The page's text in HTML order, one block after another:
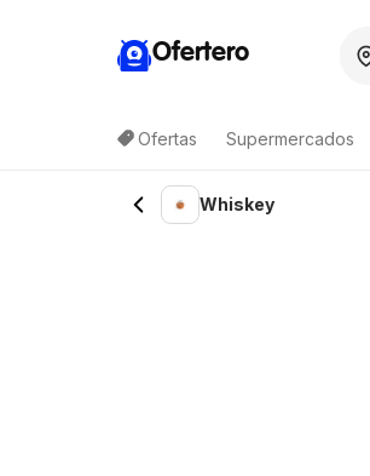
Ofertero
Ofertas Supermercados
Lista de productos
Whiskey